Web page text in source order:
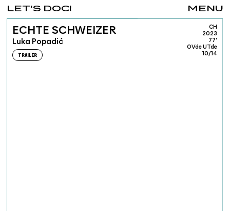
MENU
LET'S DOC!
ECHTE SCHWEIZER
Luka Popadić
TRAILER
CH
2023
77'
OVde UTde
10/14